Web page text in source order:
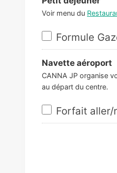
Voir menu du
Formule
Navette aéroport
CANNA JP organise
au départ du centre.
Forfait aller/